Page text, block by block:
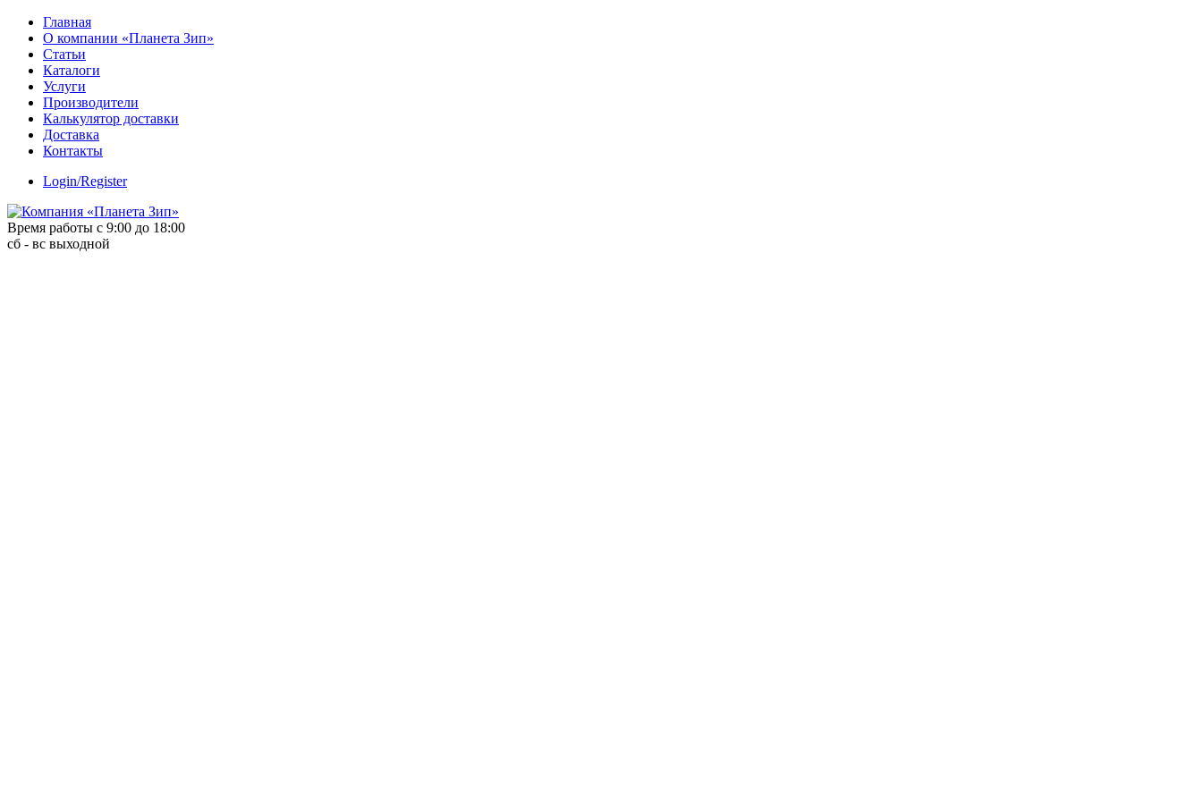
Skip
content
Главная
О компании «Планета Зип»
Статьи
Каталоги
Услуги
Производители
Калькулятор доставки
Доставка
Контакты
Login/Register
Время работы с 9:00 до 18:00
сб - вс выходной